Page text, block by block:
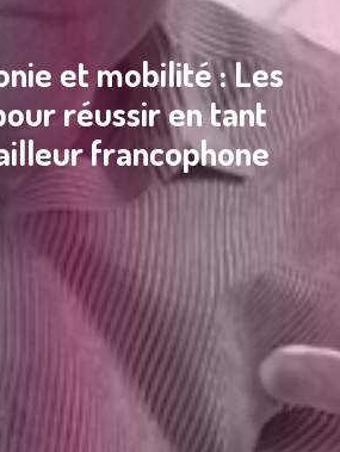
et mobilité : Les
réussir en tant
francophone